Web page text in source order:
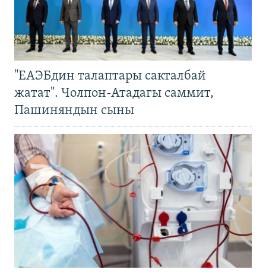
"ЕАЭБдин талаптары сакталбай
жатат". Чолпон-Атадагы саммит,
Пашиняндын сыны